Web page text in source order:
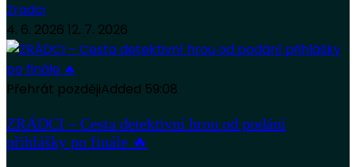
Zradci
4. 6. 2026 12. 7. 2026
Přehrát pozdějiAdded 59:08
ZRÁDCI – Cesta detektivní hrou od podání
přihlášky po finále 🔥